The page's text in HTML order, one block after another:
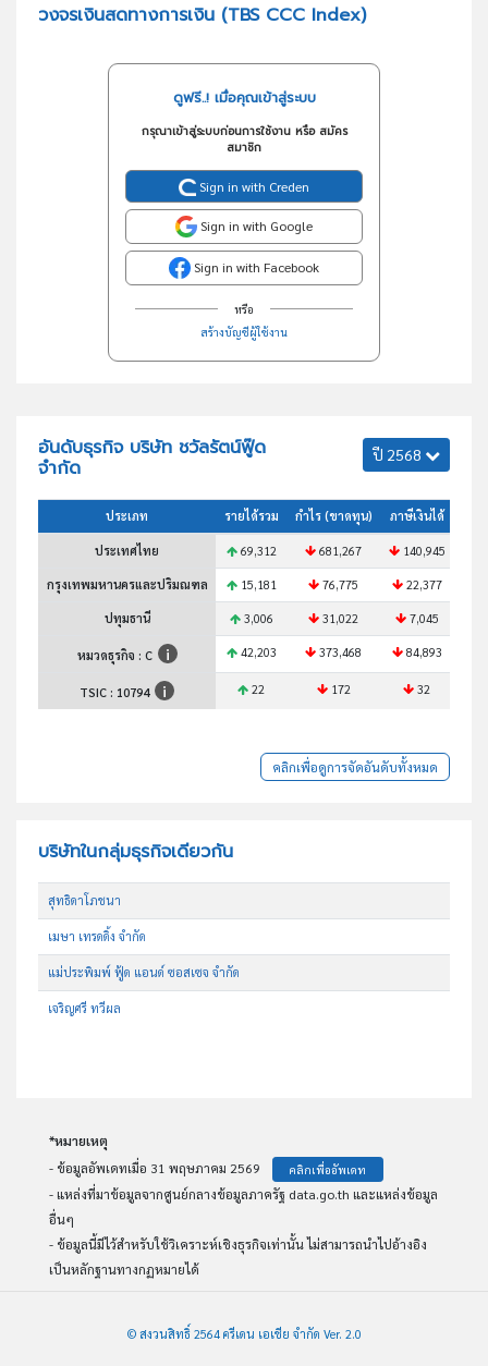
วงจรเงินสดทางการเงิน (TBS CCC Index)
ดูฟรี..! เมื่อคุณเข้าสู่ระบบ
กรุณาเข้าสู่ระบบก่อนการใช้งาน หรือ สมัคร
สมาชิก
Sign in with Creden
Sign in with Google
Sign in with Facebook
หรือ
สร้างบัญชีผู้ใช้งาน
อันดับธุรกิจ บริษัท ชวัลรัตน์ฟู๊ด
จำกัด
ปี 2568
ประเภท รายได้รวม กำไร (ขาดทุน) ภาษีเงินได้
ประเทศไทย 69,312 681,267 140,945
กรุงเทพมหานครและปริมณฑล 15,181 76,775 22,377
ปทุมธานี 3,006 31,022 7,045
หมวดธุรกิจ : C 42,203 373,468 84,893
TSIC : 10794 22 172 32
คลิกเพื่อดูการจัดอันดับทั้งหมด
บริษัทในกลุ่มธุรกิจเดียวกัน
สุทธิดาโภชนา
เมษา เทรดดิ้ง จำกัด
แม่ประพิมพ์ ฟู้ด แอนด์ ซอสเซจ จำกัด
เจริญศรี ทวีผล
*หมายเหตุ
- ข้อมูลอัพเดทเมื่อ 31 พฤษภาคม 2569
คลิกเพื่ออัพเดท
- แหล่งที่มาข้อมูลจากศูนย์กลางข้อมูลภาครัฐ data.go.th และแหล่งข้อมูล
อื่นๆ
- ข้อมูลนี้มีไว้สำหรับใช้วิเคราะห์เชิงธุรกิจเท่านั้น ไม่สามารถนำไปอ้างอิง
เป็นหลักฐานทางกฏหมายได้
© สงวนสิทธิ์ 2564 ครีเดน เอเชีย จำกัด Ver. 2.0